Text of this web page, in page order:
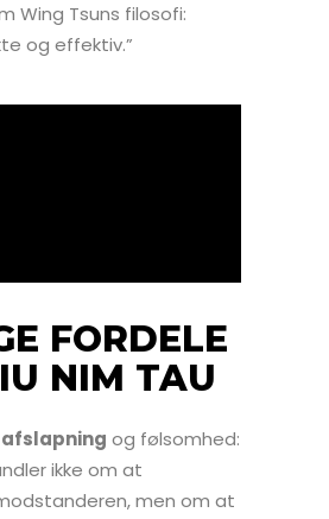
Wing Tsuns filosofi:
og effektiv.”
FORDELE
NIM TAU
og følsomhed:
ikke om at
men om at